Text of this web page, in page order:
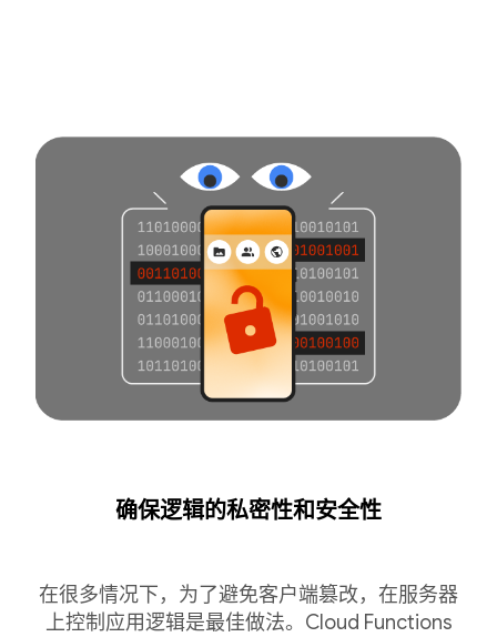
确保逻辑的私密性和安全性
在很多情况下，为了避免客户端篡改，在服务器
上控制应用逻辑是最佳做法。Cloud Functions